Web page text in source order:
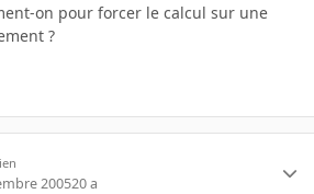
on pour forcer le calcul sur une
?
200520 a